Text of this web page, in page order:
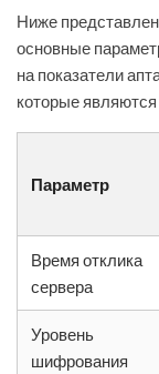
Ниже
основные
на показатели
которые
Параметр
Время отклика
сервера
Уровень
шифрования